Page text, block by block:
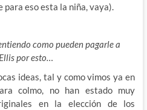
para eso esta la niña, vaya).
como pueden pagarle a
por esto…
ideas, tal y como vimos ya en
colmo, no han estado muy
en la elección de los